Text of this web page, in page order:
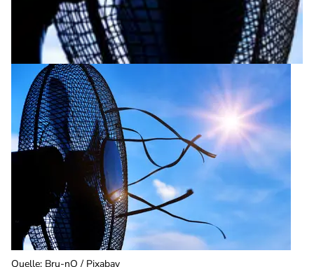
Quelle: Bru-nO / Pixabay